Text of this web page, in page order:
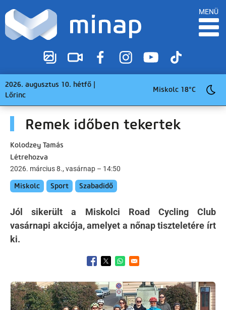
MENÜ
2026. augusztus 10. hétfő |
Lőrinc
Miskolc 18°C
Remek időben tekertek
Kolodzey Tamás
Létrehozva
2026. március 8., vasárnap – 14:50
Miskolc Sport Szabadidő
Jól sikerült a Miskolci Road Cycling Club
vasárnapi akciója, amelyet a nőnap tiszteletére írt
ki.
Opens in a new window
Opens in a new window
Opens in a new window
Kép